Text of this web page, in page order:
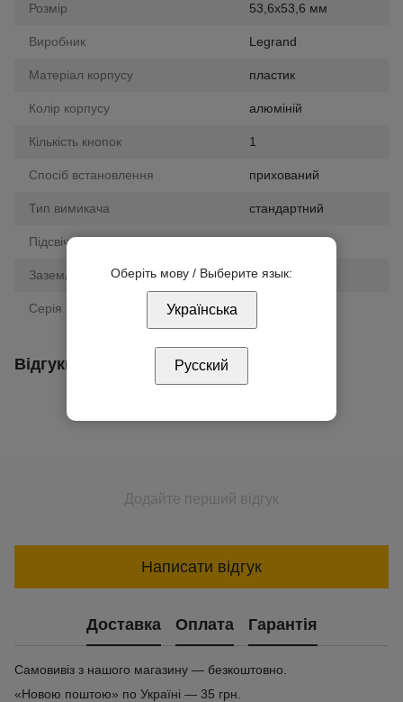
Розмір 53,6х53,6 мм
Виробник Legrand
Матеріал корпусу пластик
Колір корпусу алюміній
Кількість кнопок 1
Спосіб встановлення прихований
Тип вимикача стандартний
Підсвічування Ні
Заземлення ні
Серія
Відгуки
Додайте перший відгук
Написати відгук
Доставка Оплата Гарантія
Самовивіз з нашого магазину — безкоштовно.
«Новою поштою» по Україні — 35 грн.
Оберіть мову / Выберите язык:
Українська
Русский